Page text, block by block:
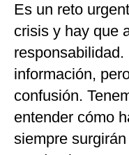
Es un reto
crisis y hay que
información,
confusión.
entender cómo
siempre